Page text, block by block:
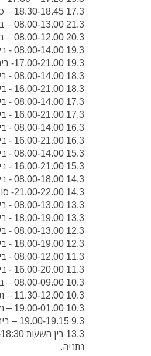
17.3 18.30-18.45 – סופרפארם רח' הארי נתניה.
21.3 08.00-13.00 – בית כנסת חב"ד ברחוב גד מכנס 6 נתניה.
20.3 08.00-12.00 – בית כנסת חב"ד ברחוב גד מכנס 6 נתניה.
19.3 08.00-14.00 - בית כנסת חב"ד ברחוב גד מכנס 6 נתניה.
19.3 17.00-21.00- בית כנסת חב"ד ברחוב גד מכנס 6 נתניה.
18.3 08.00-14.00 - בית כנסת חב"ד ברחוב גד מכנס 6 נתניה.
18.3 16.00-21.00 - בית כנסת חב"ד ברחוב גד מכנס 6 נתניה.
17.3 08.00-14.00 - בית כנסת חב"ד ברחוב גד מכנס 6 נתניה.
17.3 16.00-21.00 - בית כנסת חב"ד ברחוב גד מכנס 6 נתניה.
16.3 08.00-14.00 - בית כנסת חב"ד ברחוב גד מכנס 6 נתניה.
16.3 16.00-21.00 - בית כנסת חב"ד ברחוב גד מכנס 6 נתניה.
15.3 08.00-14.00 - בית כנסת חב"ד ברחוב גד מכנס 6 נתניה.
15.3 16.00-21.00 - בית כנסת חב"ד ברחוב גד מכנס 6 נתניה.
14.3 08.00-18.00 - בית כנסת חב"ד ברחוב גד מכנס 6 נתניה.
14.3 21.00-22.00- סופרפארם, רח' ויצמן פינת ששת הימים נתניה.
13.3 08.00-13.00 - בית כנסת חב"ד ברחוב גד מכנס 6 נתניה.
13.3 18.00-19.00 - בית כנסת חב"ד ברחוב גד מכנס 6 נתניה.
12.3 08.00-13.00 - בית כנסת חב"ד ברחוב גד מכנס 6 נתניה.
12.3 18.00-19.00 - בית כנסת חב"ד ברחוב גד מכנס 6 נתניה.
11.3 08.00-12.00 - בית כנסת חב"ד ברחוב גד מכנס 6 נתניה.
11.3 16.00-20.00 - בית כנסת חב"ד ברחוב גד מכנס 6 נתניה.
10.3 08.00-09.00 – בית כנסת חב"ד ברחוב גד מכנס 6 נתניה.
10.3 11.30-12.00 – תחנת כיבוי אש נתניה (קריאת מגילה עם צוות הכבאים).
10.3 19.00-01.00 – מסיבת פורים, מלון גלי צאנז, רחוב המלאכים.
9.3 19.00-19.15 – בית כנסת חב"ד, רחוב גד מכנס 6 נתניה.
נתניה.